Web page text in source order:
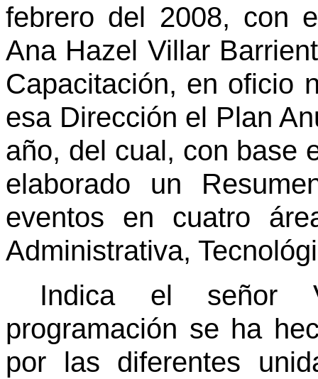
febrero del 2008, con
Ana Hazel Villar
Capacitación, en oficio
esa Dirección el Plan
año, del cual, con base
elaborado un
eventos en cuatro
Administrativa,
Indica el señor
programación se ha
por las diferentes